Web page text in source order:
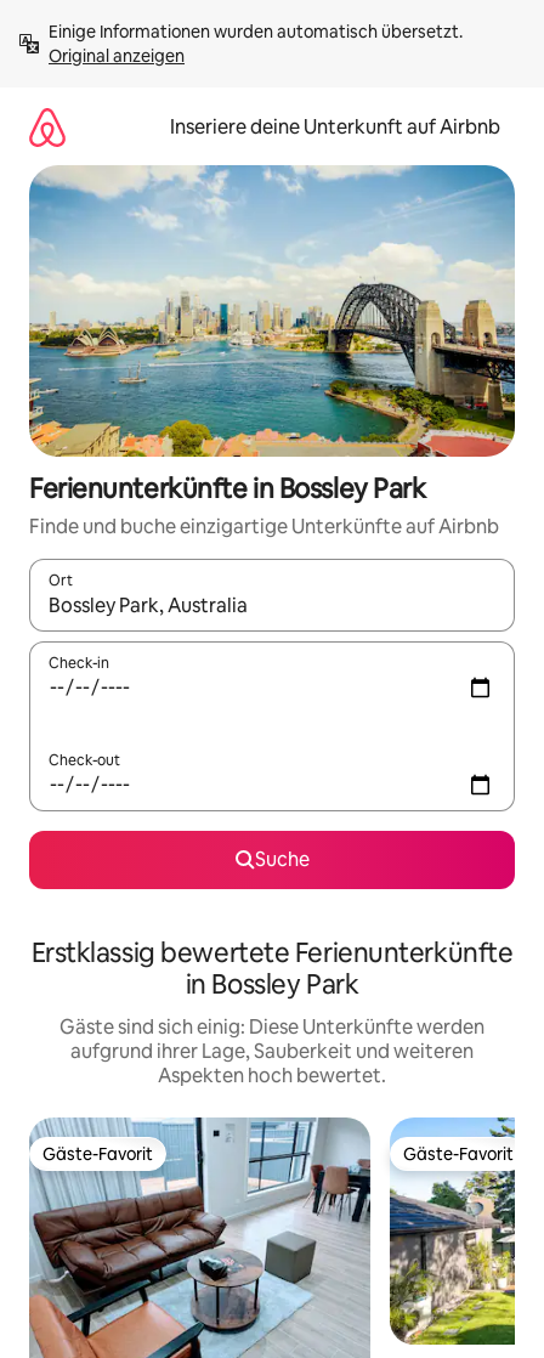
Inhalten
springenOriginal anzeigen
Inseriere deine Unterkunft auf Airbnb
Ferienunterkünfte in Bossley Park
Finde und buche einzigartige Unterkünfte auf Airbnb
Ort
Wenn Ergebnisse verfügbar sind, navigiere mit den
Check-in
Check-out
Suche
Erstklassig bewertete Ferienunterkünfte
in Bossley Park
Gäste sind sich einig: Diese Unterkünfte werden
aufgrund ihrer Lage, Sauberkeit und weiteren
Aspekten hoch bewertet.
Gäste-Favorit
Gäste-Favorit Gäste-Favorit
Gäste-Favorit